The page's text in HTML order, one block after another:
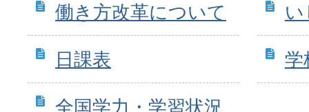
働き方改革について い
日課表 学
全国学力・学習状況